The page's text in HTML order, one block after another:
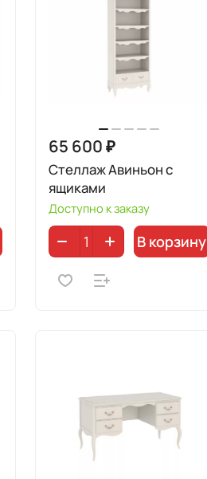
65 600 ₽
Стеллаж Авиньон с
ящиками
Доступно к заказу
В корзину